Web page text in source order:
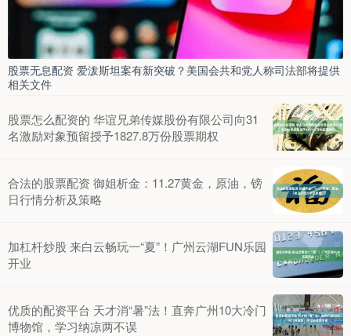
股票无息配资 爱泼斯坦案有新突破？美国会共和党人称司法部将提供
相关文件
股票怎么配资的 华谊兄弟传媒股份有限公司向31
名激励对象预留授予1827.8万份股票期权
合法的股票配资 御姐析金：11.27黄金，原油，镑
日行情分析及策略
加杠杆炒股 来白云畅玩一“夏”！广州云湖FUN乐园
开业
优质的配资平台 天才消“暑”法！直奔广州10大冷门
博物馆，学习纳凉两不误